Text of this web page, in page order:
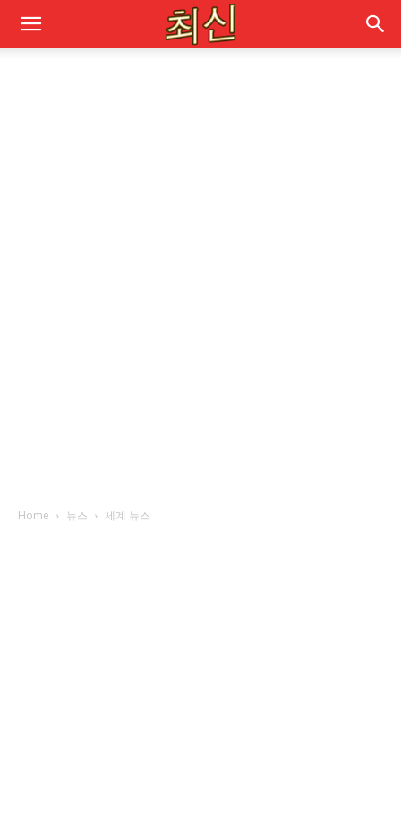
Home 뉴스 세계 뉴스